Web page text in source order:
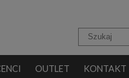
OUTLET KONTAKT